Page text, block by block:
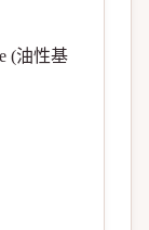
(油性基